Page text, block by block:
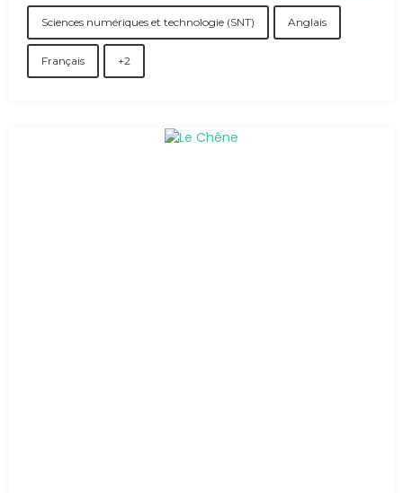
Sciences numériques et technologie (SNT) Anglais
Français +2